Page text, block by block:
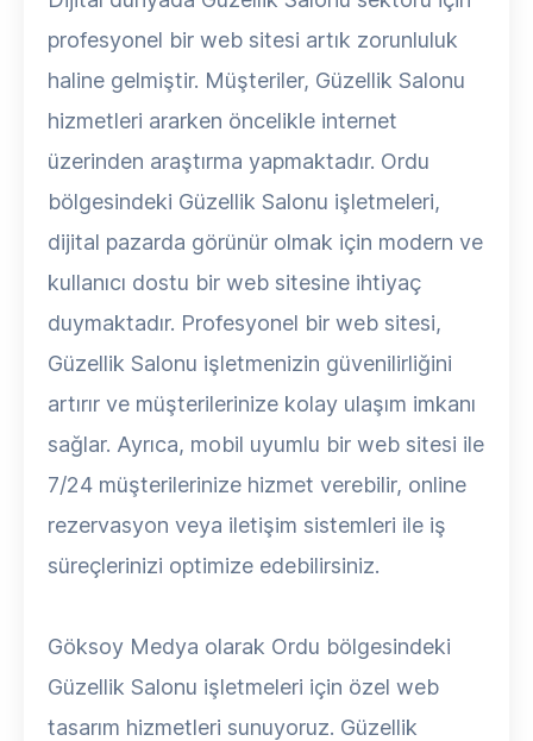
profesyonel bir web sitesi artık zorunluluk
haline gelmiştir. Müşteriler, Güzellik Salonu
hizmetleri ararken öncelikle internet
üzerinden araştırma yapmaktadır. Ordu
bölgesindeki Güzellik Salonu işletmeleri,
dijital pazarda görünür olmak için modern ve
kullanıcı dostu bir web sitesine ihtiyaç
duymaktadır. Profesyonel bir web sitesi,
Güzellik Salonu işletmenizin güvenilirliğini
artırır ve müşterilerinize kolay ulaşım imkanı
sağlar. Ayrıca, mobil uyumlu bir web sitesi ile
7/24 müşterilerinize hizmet verebilir, online
rezervasyon veya iletişim sistemleri ile iş
süreçlerinizi optimize edebilirsiniz.
Göksoy Medya olarak Ordu bölgesindeki
Güzellik Salonu işletmeleri için özel web
tasarım hizmetleri sunuyoruz. Güzellik